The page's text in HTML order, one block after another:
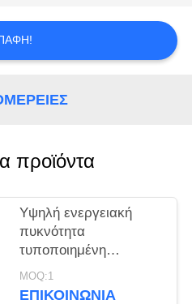
προϊόντα
Υψηλή ενεργειακή
πυκνότητα
τυποποιημένη
μπαταρία NMC 43,8V
128Ah για ηλεκτρικά
MOQ:1
ΕΠΙΚΟΙΝΩΝΊΑ